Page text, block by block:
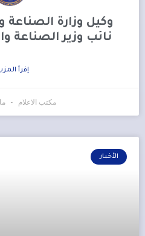
وكيل وزارة
نائب وزير الصناعة
إفرأ
مكتب الاعلام مايو
الأخبار